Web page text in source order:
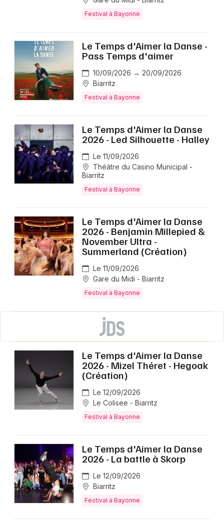
Festival à Bayonne
Le Temps d'Aimer la Danse -
Pass Temps d'aimer
10/09/2026 → 20/09/2026
Biarritz
Festival à Bayonne
Le Temps d'Aimer la Danse
2026 - Led Silhouette - Halley
Le 11/09/2026
Théâtre du Casino Municipal -
Biarritz
Festival à Bayonne
Le Temps d'Aimer la Danse
2026 - Benjamin Millepied &
November Ultra -
Summerland (Création)
Le 11/09/2026
Gare du Midi - Biarritz
Festival à Bayonne
Le Temps d'Aimer la Danse
2026 - Mizel Théret - Hegoak
(Création)
Le 12/09/2026
Le Colisee - Biarritz
Festival à Bayonne
Le Temps d'Aimer la Danse
2026 - La battle à Skorp
Le 12/09/2026
Biarritz
Festival à Bayonne